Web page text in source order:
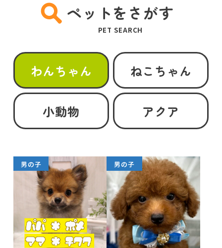
ペットをさがす
PET SEARCH
わんちゃん ねこちゃん
小動物 アクア
男の子 男の子